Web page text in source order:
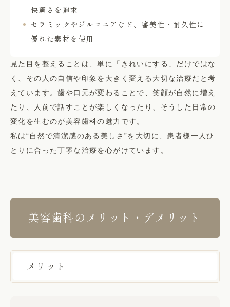
快適さを追求
セラミックやジルコニアなど、審美性・耐久性に
優れた素材を使用
見た目を整えることは、単に「きれいにする」だけではな
く、その人の自信や印象を大きく変える大切な治療だと考
えています。歯や口元が変わることで、笑顔が自然に増え
たり、人前で話すことが楽しくなったり、そうした日常の
変化を生むのが美容歯科の魅力です。
私は“自然で清潔感のある美しさ”を大切に、患者様一人ひ
とりに合った丁寧な治療を心がけています。
美容歯科のメリット・デメリット
メリット